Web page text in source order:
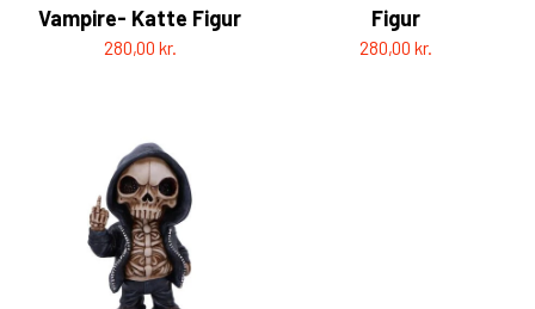
Vampire- Katte Figur
280,00 kr.
Figur
280,00 kr.